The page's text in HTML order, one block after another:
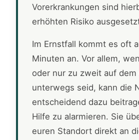
Vorerkrankungen sind
erhöhten Risiko
Im Ernstfall kommt es oft
Minuten an. Vor allem,
oder nur zu zweit auf dem
unterwegs seid, kann die
entscheidend dazu
Hilfe zu alarmieren. Sie
euren Standort direkt an